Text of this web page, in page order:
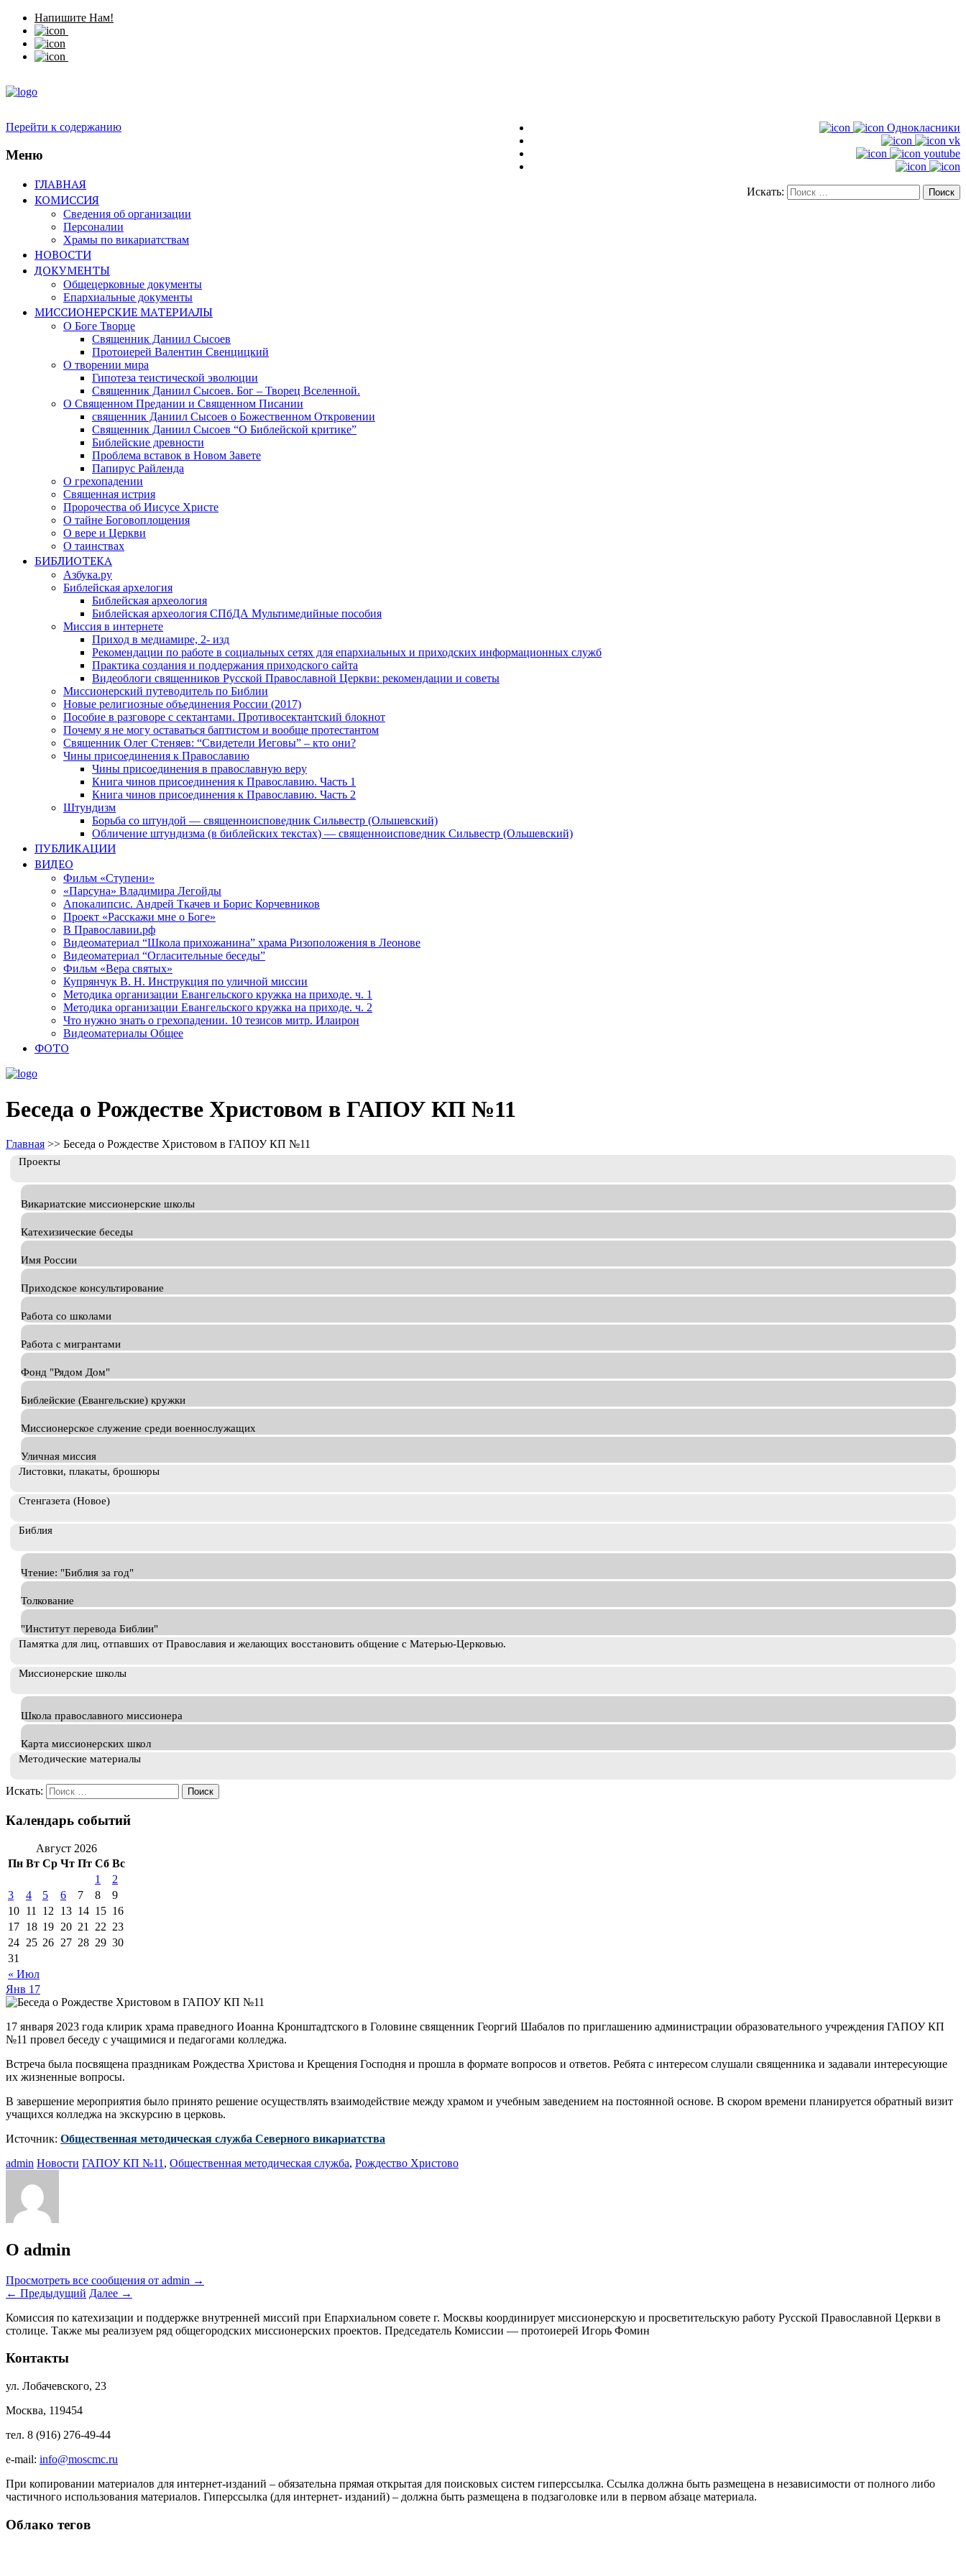
Напишите Нам!
Однокласники
vk
youtube
Искать:
Перейти к содержанию
Меню
ГЛАВНАЯ
КОМИССИЯ
Сведения об организации
Персоналии
Храмы по викариатствам
НОВОСТИ
ДОКУМЕНТЫ
Общецерковные документы
Епархиальные документы
МИССИОНЕРСКИЕ МАТЕРИАЛЫ
О Боге Творце
Священник Даниил Сысоев
Протоиерей Валентин Свенцицкий
О творении мира
Гипотеза теистической эволюции
Священник Даниил Сысоев. Бог – Творец Вселенной.
О Священном Предании и Священном Писании
священник Даниил Сысоев о Божественном Откровении
Священник Даниил Сысоев “О Библейской критике”
Библейские древности
Проблема вставок в Новом Завете
Папирус Райленда
О грехопадении
Священная истрия
Пророчества об Иисусе Христе
О тайне Боговоплощения
О вере и Церкви
О таинствах
БИБЛИОТЕКА
Азбука.ру
Библейская архелогия
Библейская археология
Библейская археология СПбДА Мультимедийные пособия
Миссия в интернете
Приход в медиамире, 2- изд
Рекомендации по работе в социальных сетях для епархиальных и приходских информационных служб
Практика создания и поддержания приходского сайта
Видеоблоги священников Русской Православной Церкви: рекомендации и советы
Миссионерский путеводитель по Библии
Новые религиозные объединения России (2017)
Пособие в разговоре с сектантами. Противосектантский блокнот
Почему я не могу оставаться баптистом и вообще протестантом
Священник Олег Стеняев: “Свидетели Иеговы” – кто они?
Чины присоединения к Православию
Чины присоединения в православную веру
Книга чинов присоединения к Православию. Часть 1
Книга чинов присоединения к Православию. Часть 2
Штундизм
Борьба со штундой — священноисповедник Сильвестр (Ольшевский)
Обличение штундизма (в библейских текстах) — священноисповедник Сильвестр (Ольшевский)
ПУБЛИКАЦИИ
ВИДЕО
Фильм «Ступени»
«Парсуна» Владимира Легойды
Апокалипсис. Андрей Ткачев и Борис Корчевников
Проект «Расскажи мне о Боге»
В Православии.рф
Видеоматериал “Школа прихожанина” храма Ризоположения в Леонове
Видеоматериал “Огласительные беседы”
Фильм «Вера святых»
Купрянчук В. Н. Инструкция по уличной миссии
Методика организации Евангельского кружка на приходе. ч. 1
Методика организации Евангельского кружка на приходе. ч. 2
Что нужно знать о грехопадении. 10 тезисов митр. Илаирон
Видеоматериалы Общее
ФОТО
Беседа о Рождестве Христовом в ГАПОУ КП №11
Главная >> Беседа о Рождестве Христовом в ГАПОУ КП №11
Проекты
Викариатские миссионерские школы
Катехизические беседы
Имя России
Приходское консультирование
Работа со школами
Работа с мигрантами
Фонд "Рядом Дом"
Библейские (Евангельские) кружки
Миссионерское служение среди военнослужащих
Уличная миссия
Листовки, плакаты, брошюры
Стенгазета (Новое)
Библия
Чтение: "Библия за год"
Толкование
"Институт перевода Библии"
Памятка для лиц, отпавших от Православия и желающих восстановить общение с Матерью-Церковью.
Миссионерские школы
Школа православного миссионера
Карта миссионерских школ
Методические материалы
Искать:
Календарь событий
Август 2026
Пн Вт Ср Чт Пт Сб Вс
« Июл
1
2
3
4 5 6 7 8
9
10 11 12 13 14 15 16
17 18 19 20 21 22 23
24 25 26 27 28 29 30
31
Янв 17
17 января 2023 года клирик храма праведного Иоанна Кронштадтского в Головине священник Георгий Шабалов по приглашению администрации образовательного учреждения ГАПОУ КП
№11 провел беседу с учащимися и педагогами колледжа.
Встреча была посвящена праздникам Рождества Христова и Крещения Господня и прошла в формате вопросов и ответов. Ребята с интересом слушали священника и задавали интересующие
их жизненные вопросы.
В завершение мероприятия было принято решение осуществлять взаимодействие между храмом и учебным заведением на постоянной основе. В скором времени планируется обратный визит
учащихся колледжа на экскурсию в церковь.
Источник: Общественная методическая служба Северного викариатства
admin Новости ГАПОУ КП №11 , Общественная методическая служба, Рождество Христово
О admin
Просмотреть все сообщения от admin →
← Предыдущий Далее →
Комиссия по катехизации и поддержке внутренней миссий при Епархиальном совете г. Москвы координирует миссионерскую и просветительскую работу Русской Православной Церкви в
столице. Также мы реализуем ряд общегородских миссионерских проектов. Председатель Комиссии — протоиерей Игорь Фомин
Контакты
ул. Лобачевского, 23
Москва, 119454
тел. 8 (916) 276-49-44
e-mail: info@moscmc.ru
При копировании материалов для интернет-изданий – обязательна прямая открытая для поисковых систем гиперссылка. Ссылка должна быть размещена в независимости от полного либо
частичного использования материалов. Гиперссылка (для интернет- изданий) – должна быть размещена в подзаголовке или в первом абзаце материала.
Облако тегов